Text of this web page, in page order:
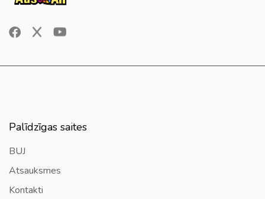
Palīdzīgas saites
BUJ
Atsauksmes
Kontakti